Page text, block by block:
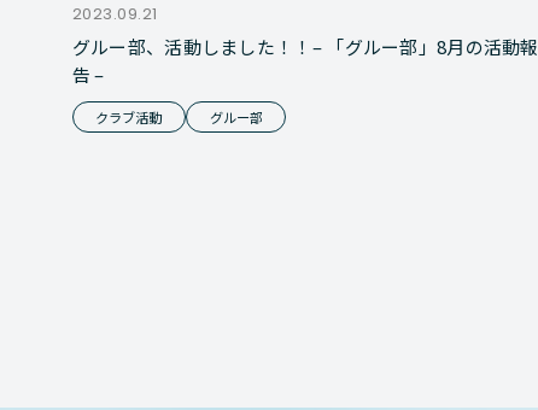
2023.09.21
グルー部、活動しました！！– 「グルー部」8月の活動報
告 –
クラブ活動 グルー部